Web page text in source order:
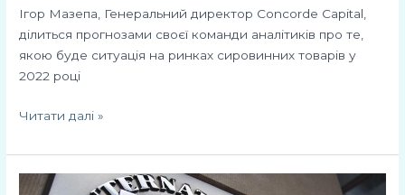
Ігор Мазепа, Генеральний директор Concorde Capital,
ділиться прогнозами своєї команди аналітиків про те,
якою буде ситуація на ринках сировинних товарів у
2022 році
Читати далі »
Перспективи